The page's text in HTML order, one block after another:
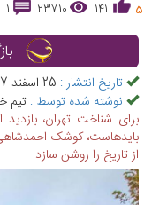
5
141
23710
1
تاریخ انتشار : 25 اسفند 1397 09:35
نوشته شده توسط : تیم
برای شناخت تهران،
بایدهاست، کوشک
از تاریخ را روشن سازد